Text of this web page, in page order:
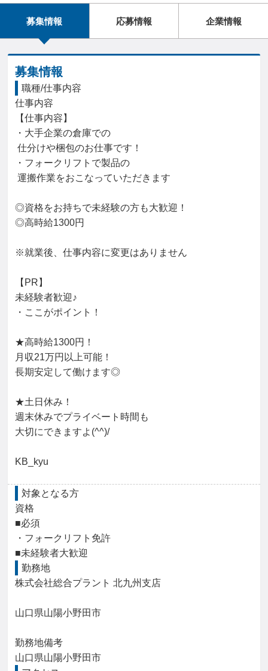
普通自動車第一種運転免許（AT限定）
フォークリフト運転技能講習修了
Excel グラフ
募集情報 応募情報 企業情報
募集情報
職種/仕事内容
仕事内容
【仕事内容】
・大手企業の倉庫での
・フォークリフトで製品の
◎資格をお持ちで未経験の方も大歓迎！
◎高時給1300円
※就業後、仕事内容に変更はありません
【PR】
未経験者歓迎♪
・ここがポイント！
★高時給1300円！
月収21万円以上可能！
長期安定して働けます◎
★土日休み！
週末休みでプライベート時間も
大切にできますよ(^^)/
KB_kyu
対象となる方
資格
■必須
・フォークリフト免許
■未経験者大歓迎
勤務地
株式会社総合プラント 北九州支店
山口県山陽小野田市
勤務地備考
山口県山陽小野田市